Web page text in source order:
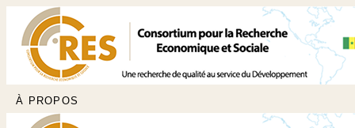
À PROPOS